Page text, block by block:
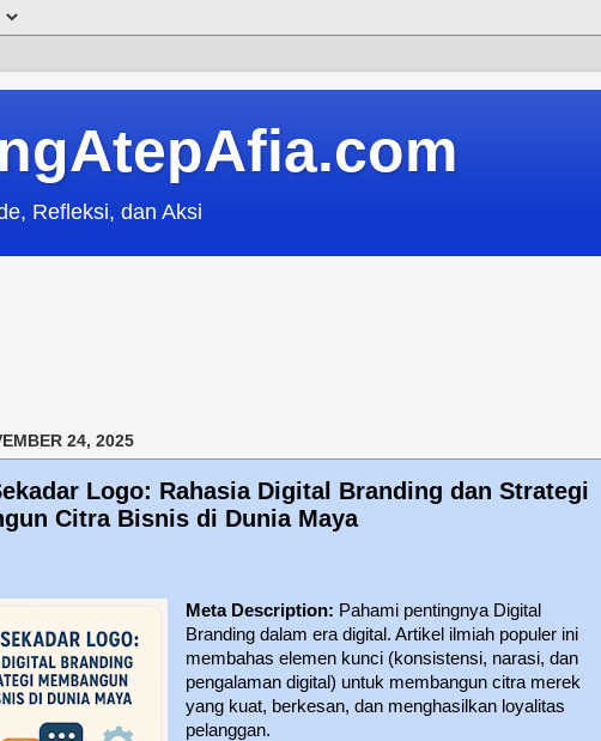
Refleksi, dan Aksi
24, 2025
Logo: Rahasia Digital Branding dan Strategi
Citra Bisnis di Dunia Maya
Meta Description: Pahami pentingnya Digital
Branding dalam era digital. Artikel ilmiah populer ini
membahas elemen kunci (konsistensi, narasi, dan
pengalaman digital) untuk membangun citra merek
yang kuat, berkesan, dan menghasilkan loyalitas
pelanggan.